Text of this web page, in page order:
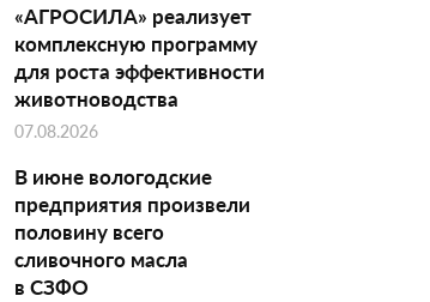
«АГРОСИЛА» реализует
комплексную программу
для роста эффективности
животноводства
07.08.2026
В июне вологодские
предприятия произвели
половину всего
сливочного масла
в СЗФО